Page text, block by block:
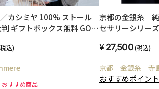
カシミヤ 100% ストール
ギフトボックス無料 GOBI
無染色 無漂白 ゴビ メンズ
ニセックス 男女兼用 秋冬
ウン
込)
おすすめ商品
京都の金銀糸 純
セサリーシリ
27,500(税込)
京都 金銀糸 寺
おすすめポイント